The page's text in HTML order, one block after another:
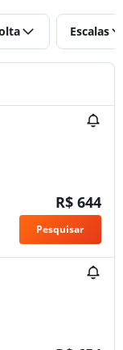
Escalas
R$ 644
Pesquisar